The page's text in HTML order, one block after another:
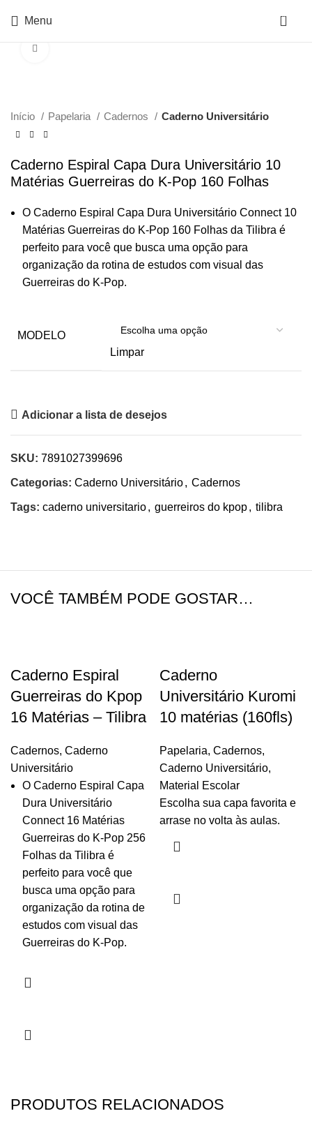
Menu 0
Início Papelaria Cadernos Caderno Universitário
Caderno Espiral Capa Dura Universitário 10
Matérias Guerreiras do K-Pop 160 Folhas
O Caderno Espiral Capa Dura Universitário Connect 10
Matérias Guerreiras do K-Pop 160 Folhas da Tilibra é
perfeito para você que busca uma opção para
organização da rotina de estudos com visual das
Guerreiras do K-Pop.
MODELO
Limpar
Adicionar a lista de desejos
SKU: 7891027399696
Categorias: Caderno Universitário, Cadernos
Tags: caderno universitario, guerreiros do kpop, tilibra
VOCÊ TAMBÉM PODE GOSTAR…
Caderno Espiral
Guerreiras do Kpop
16 Matérias – Tilibra
Cadernos, Caderno
Universitário
O Caderno Espiral Capa
Dura Universitário
Connect 16 Matérias
Guerreiras do K-Pop 256
Folhas da Tilibra é
perfeito para você que
busca uma opção para
organização da rotina de
estudos com visual das
Guerreiras do K-Pop.
Caderno
Universitário Kuromi
10 matérias (160fls)
Papelaria, Cadernos,
Caderno Universitário,
Material Escolar
Escolha sua capa favorita e
arrase no volta às aulas.
PRODUTOS RELACIONADOS